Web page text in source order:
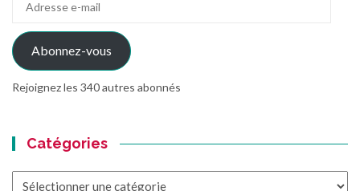
mail
Abonnez-vous
Rejoignez les 340 autres abonnés
Catégories